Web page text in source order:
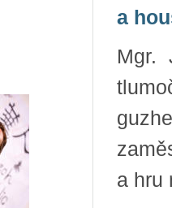
a
Mgr.
a hru